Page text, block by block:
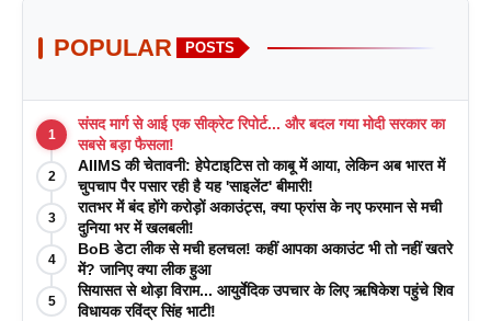
POPULAR POSTS
1
संसद मार्ग से आई एक सीक्रेट रिपोर्ट... और बदल गया मोदी सरकार का
सबसे बड़ा फैसला!
2
AIIMS की चेतावनी: हेपेटाइटिस तो काबू में आया, लेकिन अब भारत में
चुपचाप पैर पसार रही है यह 'साइलेंट' बीमारी!
3
रातभर में बंद होंगे करोड़ों अकाउंट्स, क्या फ्रांस के नए फरमान से मची
दुनिया भर में खलबली!
4
BoB डेटा लीक से मची हलचल! कहीं आपका अकाउंट भी तो नहीं खतरे
में? जानिए क्या लीक हुआ
5
सियासत से थोड़ा विराम... आयुर्वेदिक उपचार के लिए ऋषिकेश पहुंचे शिव
विधायक रविंद्र सिंह भाटी!